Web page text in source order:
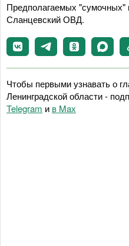
Предполагаемых "сумочных"
Сланцевский ОВД.
Чтобы первыми узнавать о
Ленинградской области -
Telegram и в Maх